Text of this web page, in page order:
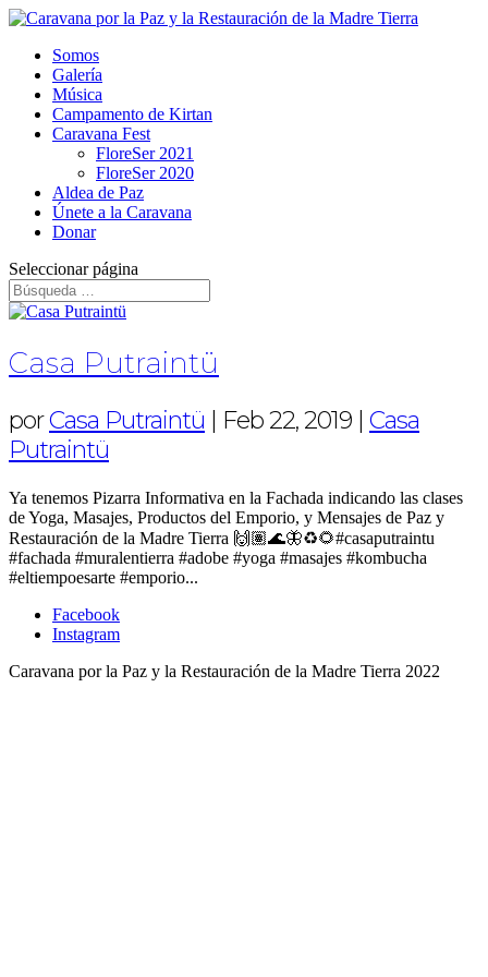
Somos
Galería
Música
Campamento de Kirtan
Caravana Fest
FloreSer 2021
FloreSer 2020
Aldea de Paz
Únete a la Caravana
Donar
Seleccionar página
Casa Putraintü
porCasa Putraintü | Feb 22, 2019 | Casa
Putraintü
Ya tenemos Pizarra Informativa en la Fachada indicando las clases
de Yoga, Masajes, Productos del Emporio, y Mensajes de Paz y
Restauración de la Madre Tierra 🙌🏽🌊🦋♻️🌻#casaputraintu
#fachada #muralentierra #adobe #yoga #masajes #kombucha
#eltiempoesarte #emporio...
Facebook
Instagram
Caravana por la Paz y la Restauración de la Madre Tierra 2022